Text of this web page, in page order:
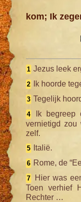
kom; Ik
1 Jezus leek
2 Ik hoorde
3 Tegelijk
4
Ik begreep
vernietigd zou
zelf.
5 Italië.
6 Rome, de
7
Hier was
Toen verhief
Rechter …